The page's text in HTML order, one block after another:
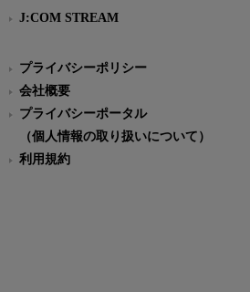
J:COM STREAM
プライバシーポリシー
会社概要
プライバシーポータル
（個人情報の取り扱いについて）
利用規約